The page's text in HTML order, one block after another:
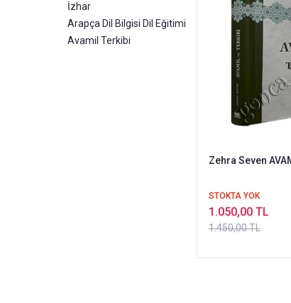
İzhar
Arapça Dil Bilgisi Dil Eğitimi
Avamil Terkibi
Zehra Seven
STOKTA YOK
1.450,00 TL
1.050,00 TL